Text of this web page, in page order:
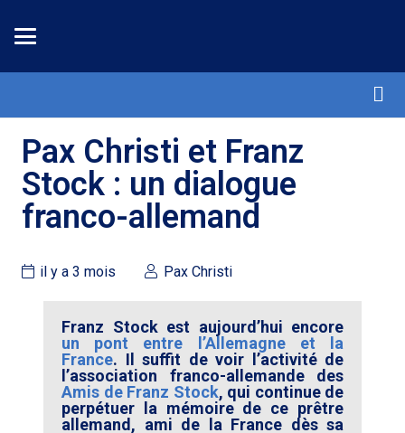
Pax Christi et Franz
Stock : un dialogue
franco-allemand
il y a 3 mois Pax Christi
Franz Stock est aujourd’hui encore
un pont entre l’Allemagne et la
France. Il suffit de voir l’activité de
l’association franco-allemande des
Amis de Franz Stock, qui continue de
perpétuer la mémoire de ce prêtre
allemand, ami de la France dès sa